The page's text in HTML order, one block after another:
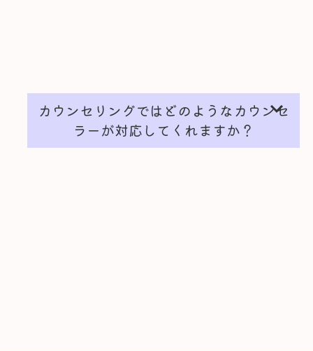
カウンセリングではどのようなカウンセ
ラーが対応してくれますか？
expand_more